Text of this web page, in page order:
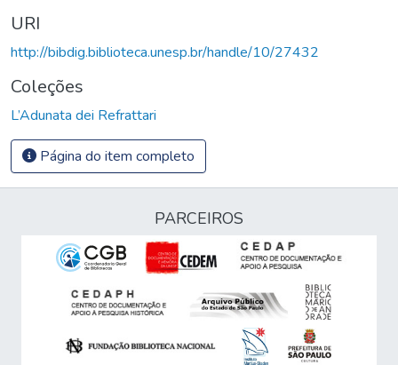
URI
http://bibdig.biblioteca.unesp.br/handle/10/27432
Coleções
L’Adunata dei Refrattari
Página do item completo
PARCEIROS